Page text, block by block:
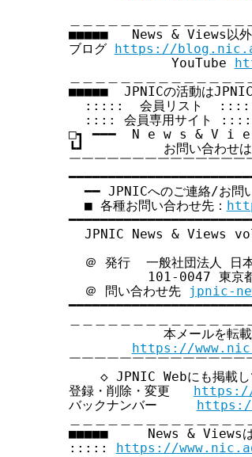
■■■■■   News & Views以外
ブログ https://
             YouTube
■■■■■  JPNICの活動は
:::::  会員リスト
  :::: 会員専用サイト ::::
□┓ ━━━  N e w s & V i e w
┗┛          お問い合わせ
￣￣￣￣￣￣￣￣￣￣￣￣￣
━━ JPNICへのご連絡/お問
  ■ 各種お問い合わせ先：
JPNIC News & Views
＠ 発行  一般社団法人 日
101-0047 東京都
  ＠ 問い合わせ先
jpnic-
本メールを転載
https://
￣￣￣￣￣￣￣￣￣￣￣￣￣
◇ JPNIC Webにも掲載し
登録・削除・変更 https://
バックナンバー https://
■■■■■     News & Viewsは
::::: https://